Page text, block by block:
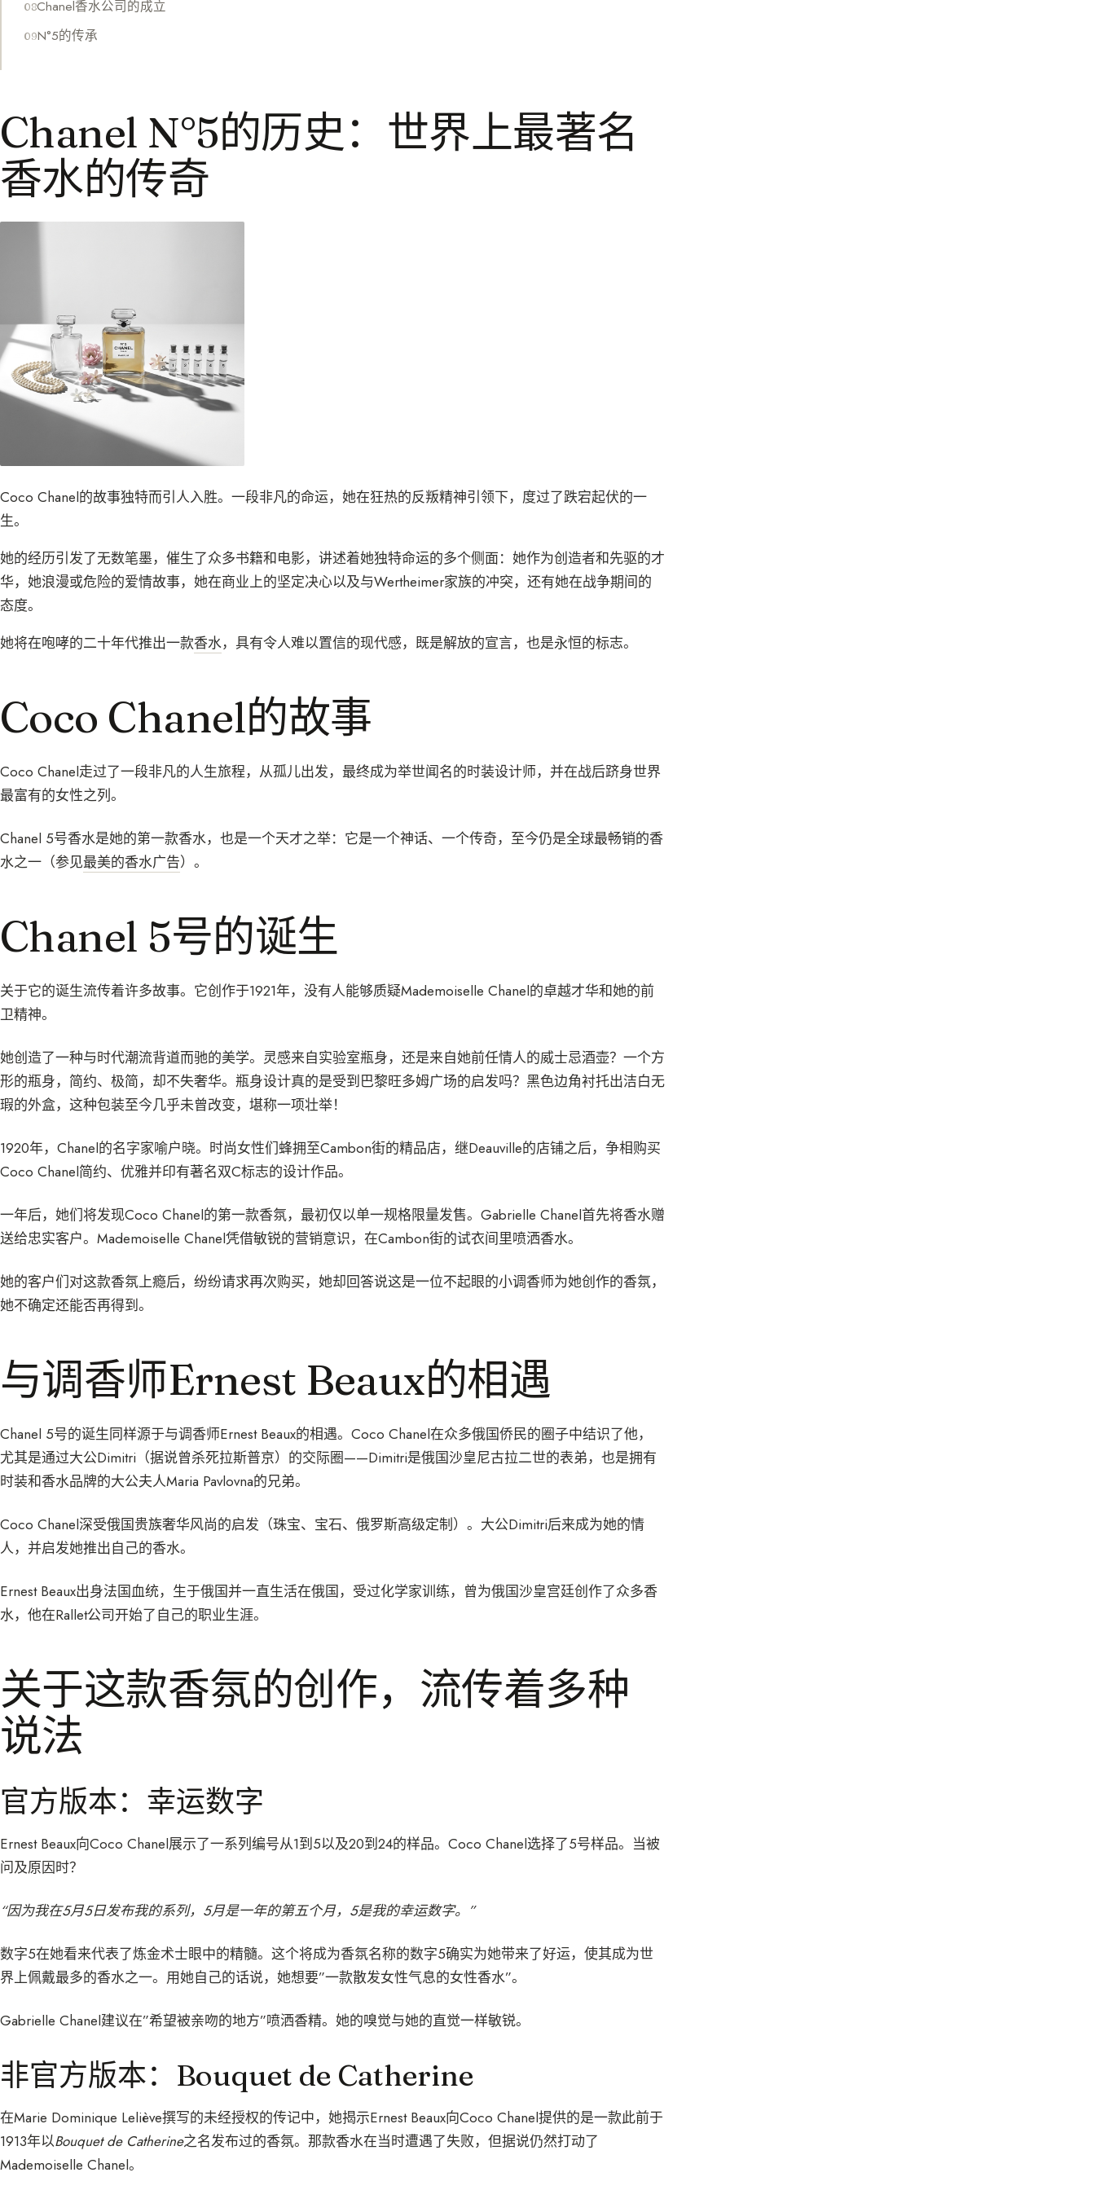
Chanel香水公司的成立
N°5的传承
Chanel N°5的历史：世界上最著名
香水的传奇
Coco Chanel的故事独特而引人入胜。一段非凡的命运，她在狂热的反叛精神引领下，度过了跌宕起伏的一
生。
她的经历引发了无数笔墨，催生了众多书籍和电影，讲述着她独特命运的多个侧面：她作为创造者和先驱的才
华，她浪漫或危险的爱情故事，她在商业上的坚定决心以及与Wertheimer家族的冲突，还有她在战争期间的
态度。
她将在咆哮的二十年代推出一款香水，具有令人难以置信的现代感，既是解放的宣言，也是永恒的标志。
Coco Chanel的故事
Coco Chanel走过了一段非凡的人生旅程，从孤儿出发，最终成为举世闻名的时装设计师，并在战后跻身世界
最富有的女性之列。
Chanel 5号香水是她的第一款香水，也是一个天才之举：它是一个神话、一个传奇，至今仍是全球最畅销的香
水之一（参见最美的香水广告）。
Chanel 5号的诞生
关于它的诞生流传着许多故事。它创作于1921年，没有人能够质疑Mademoiselle Chanel的卓越才华和她的前
卫精神。
她创造了一种与时代潮流背道而驰的美学。灵感来自实验室瓶身，还是来自她前任情人的威士忌酒壶？一个方
形的瓶身，简约、极简，却不失奢华。瓶身设计真的是受到巴黎旺多姆广场的启发吗？黑色边角衬托出洁白无
瑕的外盒，这种包装至今几乎未曾改变，堪称一项壮举！
1920年，Chanel的名字家喻户晓。时尚女性们蜂拥至Cambon街的精品店，继Deauville的店铺之后，争相购买
Coco Chanel简约、优雅并印有著名双C标志的设计作品。
一年后，她们将发现Coco Chanel的第一款香氛，最初仅以单一规格限量发售。Gabrielle Chanel首先将香水赠
送给忠实客户。Mademoiselle Chanel凭借敏锐的营销意识，在Cambon街的试衣间里喷洒香水。
她的客户们对这款香氛上瘾后，纷纷请求再次购买，她却回答说这是一位不起眼的小调香师为她创作的香氛，
她不确定还能否再得到。
与调香师Ernest Beaux的相遇
Chanel 5号的诞生同样源于与调香师Ernest Beaux的相遇。Coco Chanel在众多俄国侨民的圈子中结识了他，
尤其是通过大公Dimitri（据说曾杀死拉斯普京）的交际圈——Dimitri是俄国沙皇尼古拉二世的表弟，也是拥有
时装和香水品牌的大公夫人Maria Pavlovna的兄弟。
Coco Chanel深受俄国贵族奢华风尚的启发（珠宝、宝石、俄罗斯高级定制）。大公Dimitri后来成为她的情
人，并启发她推出自己的香水。
Ernest Beaux出身法国血统，生于俄国并一直生活在俄国，受过化学家训练，曾为俄国沙皇宫廷创作了众多香
水，他在Rallet公司开始了自己的职业生涯。
关于这款香氛的创作，流传着多种
说法
官方版本：幸运数字
Ernest Beaux向Coco Chanel展示了一系列编号从1到5以及20到24的样品。Coco Chanel选择了5号样品。当被
问及原因时？
“因为我在5月5日发布我的系列，5月是一年的第五个月，5是我的幸运数字。”
数字5在她看来代表了炼金术士眼中的精髓。这个将成为香氛名称的数字5确实为她带来了好运，使其成为世
界上佩戴最多的香水之一。用她自己的话说，她想要”一款散发女性气息的女性香水”。
Gabrielle Chanel建议在”希望被亲吻的地方”喷洒香精。她的嗅觉与她的直觉一样敏锐。
非官方版本：Bouquet de Catherine
在Marie Dominique Leliève撰写的未经授权的传记中，她揭示Ernest Beaux向Coco Chanel提供的是一款此前于
1913年以Bouquet de Catherine之名发布过的香氛。那款香水在当时遭遇了失败，但据说仍然打动了
Mademoiselle Chanel。